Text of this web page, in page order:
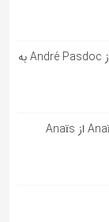
آهنگ فرانسوی l pleut sur la route از André Pasdoc به
آهنگ فرانسوی Anaïs Delva Et je danse از Anaïs